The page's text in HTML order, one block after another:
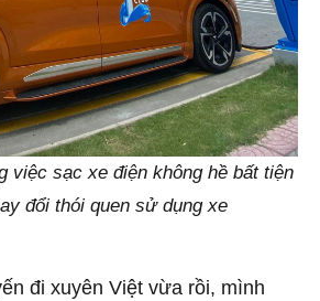
việc sạc xe điện không hề bất tiện
đổi thói quen sử dụng xe
đi xuyên Việt vừa rồi, mình